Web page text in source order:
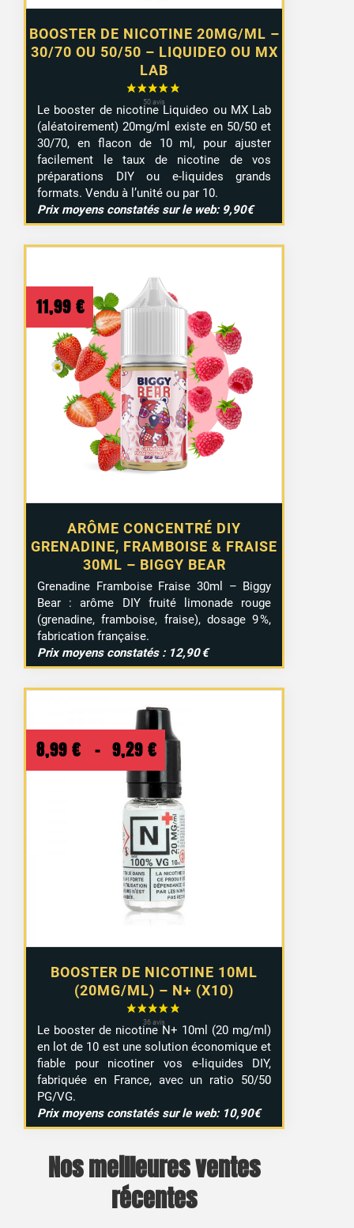
BOOSTER DE NICOTINE 20MG/ML –
30/70 OU 50/50 – LIQUIDEO OU MX
LAB
Le booster de nicotine Liquideo ou MX Lab
(aléatoirement) 20mg/ml existe en 50/50 et
30/70, en flacon de 10 ml, pour ajuster
facilement le taux de nicotine de vos
préparations DIY ou e-liquides grands
formats. Vendu à l’unité ou par 10.
Prix moyens constatés sur le web: 9,90€
ARÔME CONCENTRÉ DIY
GRENADINE, FRAMBOISE & FRAISE
30ML – BIGGY BEAR
11,99 €
Grenadine Framboise Fraise 30ml – Biggy
Bear : arôme DIY fruité limonade rouge
(grenadine, framboise, fraise), dosage 9 %,
fabrication française.
Prix moyens constatés : 12,90 €
BOOSTER DE NICOTINE 10ML
(20MG/ML) – N+ (X10)
8,99 € – 9,29 € Plage
de
prix :
8,99 €
à
9,29 €
Le booster de nicotine N+ 10ml (20 mg/ml)
en lot de 10 est une solution économique et
fiable pour nicotiner vos e-liquides DIY,
fabriquée en France, avec un ratio 50/50
PG/VG.
Prix moyens constatés sur le web: 10,90€
Nos meilleures ventes
récentes